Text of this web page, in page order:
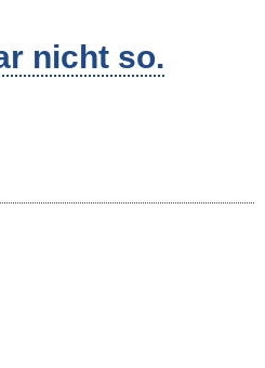
nicht so.